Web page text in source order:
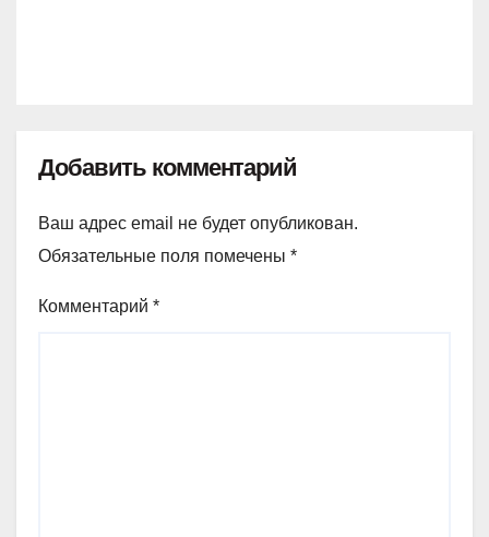
Добавить комментарий
Ваш адрес email не будет опубликован.
Обязательные поля помечены *
Комментарий *